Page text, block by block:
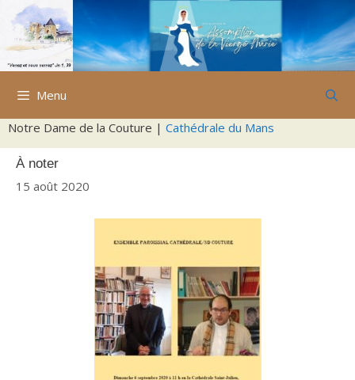
Aller
contenu
Menu
Notre Dame de la Couture | Cathédrale du Mans
À noter
15 août 2020